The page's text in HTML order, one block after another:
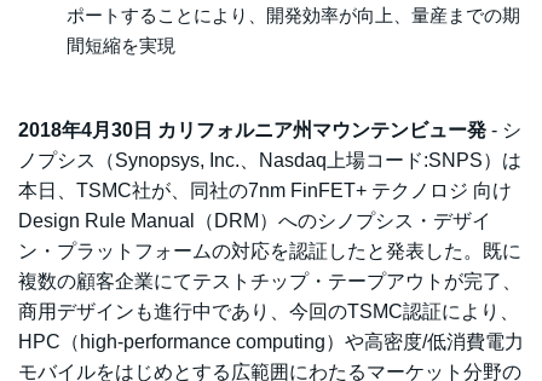
ポートすることにより、開発効率が向上、量産までの期
間短縮を実現
2018年4月30日 カリフォルニア州マウンテンビュー発 - シ
ノプシス（Synopsys, Inc.、Nasdaq上場コード:SNPS）は
本日、TSMC社が、同社の7nm FinFET+ テクノロジ 向け
Design Rule Manual（DRM）へのシノプシス・デザイ
ン・プラットフォームの対応を認証したと発表した。既に
複数の顧客企業にてテストチップ・テープアウトが完了、
商用デザインも進行中であり、今回のTSMC認証により、
HPC（high-performance computing）や高密度/低消費電力
モバイルをはじめとする広範囲にわたるマーケット分野の